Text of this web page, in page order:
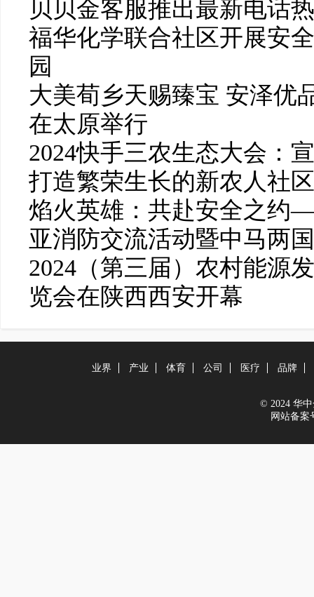
贝贝金客服推出最新电话
福华化学联合社区开展安
园
大美荀乡天赐臻宝 安泽优
在太原举行
2024快手三农生态大会：
打造繁荣生长的新农人社区
焰火英雄：共赴安全之约
亚消防交流活动暨中马两
2024（第三届）农村能源
览会在陕西西安开幕
业界 产业 体育 公司 医疗 品牌
© 2024 华中
网站备案